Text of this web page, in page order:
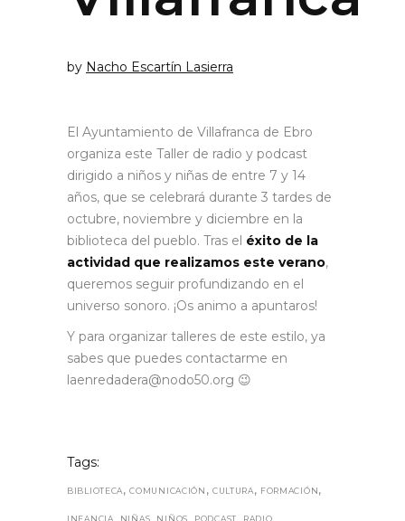
by Nacho Escartín Lasierra
El Ayuntamiento de Villafranca de Ebro
organiza este Taller de radio y podcast
dirigido a niños y niñas de entre 7 y 14
años, que se celebrará durante 3 tardes de
octubre, noviembre y diciembre en la
biblioteca del pueblo. Tras el éxito de la
actividad que realizamos este verano,
queremos seguir profundizando en el
universo sonoro. ¡Os animo a apuntaros!
Y para organizar talleres de este estilo, ya
sabes que puedes contactarme en
laenredadera@nodo50.org 😉
Tags:
BIBLIOTECA,COMUNICACIÓN , CULTURA, FORMACIÓN,
INFANCIA NIÑAS NIÑOS PODCAST RADIO